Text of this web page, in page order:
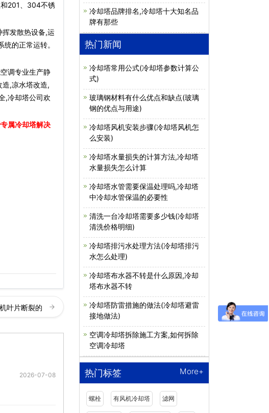
201、304不锈
发散热设备,运
的正常运转。
调专业生产静
,凉水塔改造,
,冷却塔公司欢
属冷却塔解决
叶片断裂的
2026-07-08
冷却塔品牌排名,冷却塔十大知名品
牌有那些
热门新闻
冷却塔常用公式(冷却塔参数计算公
式)
玻璃钢材料有什么优点和缺点(玻璃
钢的优点与用途)
冷却塔风机安装步骤(冷却塔风机怎
么安装)
冷却塔水量损失的计算方法,冷却塔
水量损失怎么计算
冷却塔水管需要保温处理吗,冷却塔
中冷却水管保温的必要性
清洗一台冷却塔需要多少钱(冷却塔
清洗价格明细)
冷却塔排污水处理方法(冷却塔排污
水怎么处理)
冷却塔布水器不转是什么原因,冷却
塔布水器不转
冷却塔防雷措施的做法(冷却塔避雷
接地做法)
空调冷却塔拆除施工方案,如何拆除
空调冷却塔
热门标签 More+
螺栓 有风机冷却塔 滤网